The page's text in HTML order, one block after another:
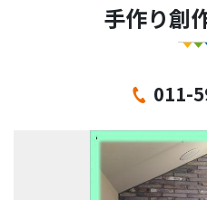
手作り創
011-